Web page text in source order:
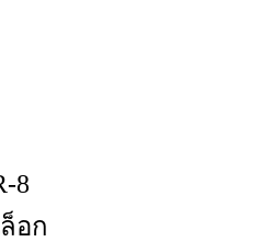
8
อก